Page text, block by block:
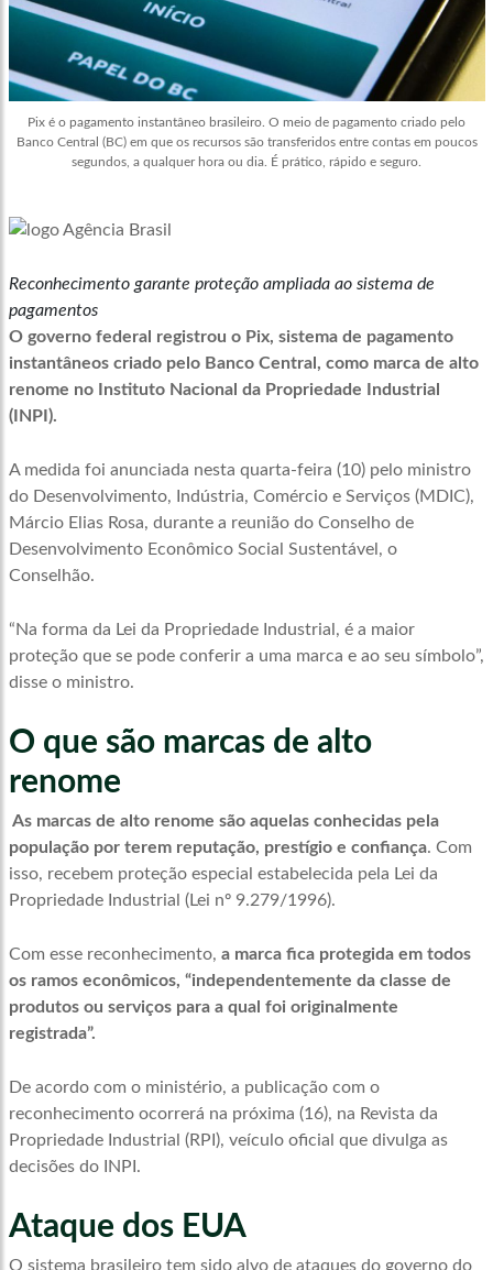
Pix é o pagamento instantâneo brasileiro. O meio de pagamento criado pelo
Banco Central (BC) em que os recursos são transferidos entre contas em poucos
segundos, a qualquer hora ou dia. É prático, rápido e seguro.
Reconhecimento garante proteção ampliada ao sistema de
pagamentos
O governo federal registrou o Pix, sistema de pagamento
instantâneos criado pelo Banco Central, como marca de alto
renome no Instituto Nacional da Propriedade Industrial
(INPI).
A medida foi anunciada nesta quarta-feira (10) pelo ministro
do Desenvolvimento, Indústria, Comércio e Serviços (MDIC),
Márcio Elias Rosa, durante a reunião do Conselho de
Desenvolvimento Econômico Social Sustentável, o
Conselhão.
“Na forma da Lei da Propriedade Industrial, é a maior
proteção que se pode conferir a uma marca e ao seu símbolo”,
disse o ministro.
O que são marcas de alto
renome
As marcas de alto renome são aquelas conhecidas pela
população por terem reputação, prestígio e confiança. Com
isso, recebem proteção especial estabelecida pela Lei da
Propriedade Industrial (Lei nº 9.279/1996).
Com esse reconhecimento, a marca fica protegida em todos
os ramos econômicos, “independentemente da classe de
produtos ou serviços para a qual foi originalmente
registrada”.
De acordo com o ministério, a publicação com o
reconhecimento ocorrerá na próxima (16), na Revista da
Propriedade Industrial (RPI), veículo oficial que divulga as
decisões do INPI.
Ataque dos EUA
O sistema brasileiro tem sido alvo de ataques do governo do